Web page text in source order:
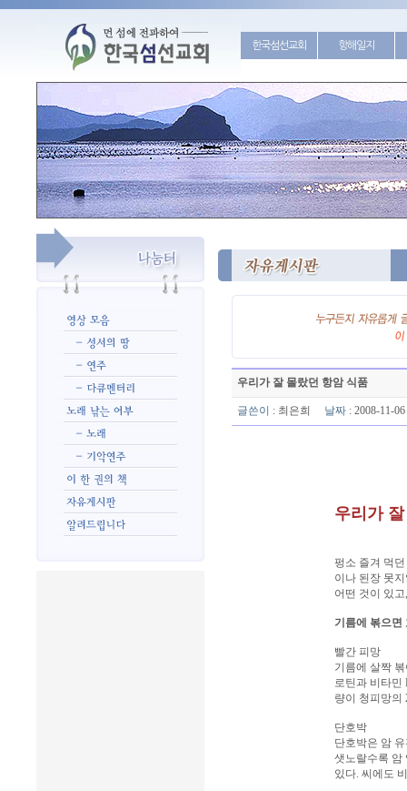
한국섬선교회 항해일지
우리가 잘 몰랐던 항암 식품
글쓴이 : 최은희 날짜 : 2008-11-
우리가
펑소 즐겨 먹
이나 된장 못
어떤 것이 있
기름에 볶으면
빨간 피망
기름에 살짝
로틴과 비타민
량이 청피망의
단호박
단호박은 암
샛노랄수록 암
있다. 씨에도